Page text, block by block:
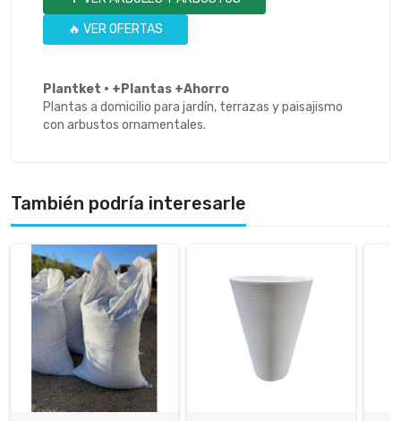
🔥 VER OFERTAS
Plantket · +Plantas +Ahorro
Plantas a domicilio para jardín, terrazas y paisajismo
con arbustos ornamentales.
También podría interesarle